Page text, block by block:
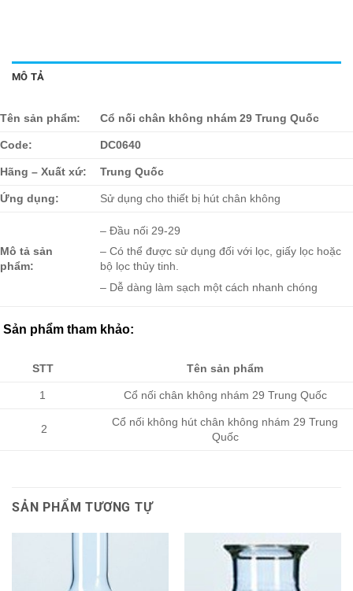
MÔ TẢ
Tên sản phẩm: Cổ nối chân không nhám 29 Trung Quốc
Code: DC0640
Hãng – Xuất xứ: Trung Quốc
Ứng dụng: Sử dụng cho thiết bị hút chân không
Mô tả sản
phẩm:
– Đầu nối 29-29
– Có thể được sử dụng đối với lọc, giấy lọc hoặc
bộ lọc thủy tinh.
– Dễ dàng làm sạch một cách nhanh chóng
Sản phẩm tham khảo:
STT Tên sản phẩm
1 Cổ nối chân không nhám 29 Trung Quốc
2
Cổ nối không hút chân không nhám 29 Trung
Quốc
SẢN PHẨM TƯƠNG TỰ